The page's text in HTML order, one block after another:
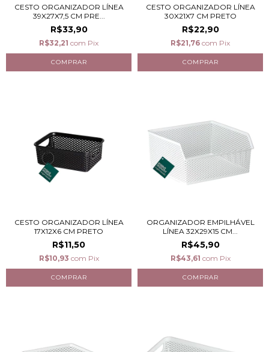
CESTO ORGANIZADOR LÍNEA
39X27X7,5 CM PRE...
R$33,90
R$32,21 com Pix
CESTO ORGANIZADOR LÍNEA
30X21X7 CM PRETO
R$22,90
R$21,76 com Pix
CESTO ORGANIZADOR LÍNEA
17X12X6 CM PRETO
R$11,50
R$10,93 com Pix
ORGANIZADOR EMPILHÁVEL
LÍNEA 32X29X15 CM...
R$45,90
R$43,61 com Pix